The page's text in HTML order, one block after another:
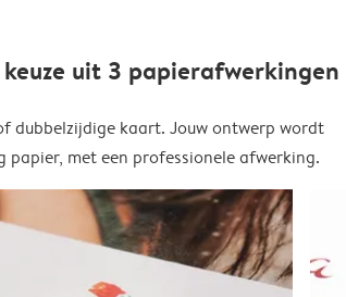
uit 3 papierafwerkingen
dubbelzijdige kaart. Jouw ontwerp wordt
met een professionele afwerking.